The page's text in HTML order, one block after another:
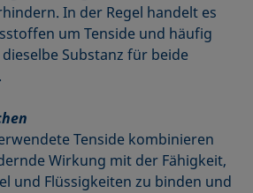
In der Regel handelt es
um Tenside und häufig
Substanz für beide
Tenside kombinieren
Wirkung mit der Fähigkeit,
und Flüssigkeiten zu binden und